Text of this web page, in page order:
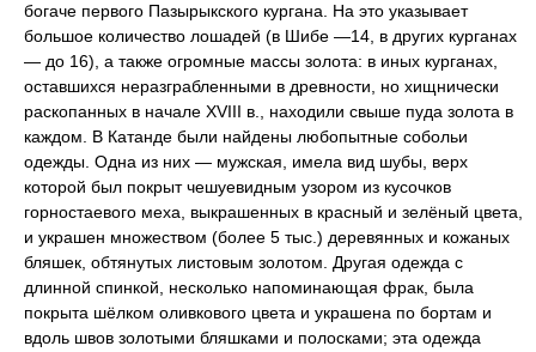
богаче первого Пазырыкского кургана. На это указывает
большое количество лошадей (в Шибе —14, в других курганах
— до 16), а также огромные массы золота: в иных курганах,
оставшихся неразграбленными в древности, но хищнически
раскопанных в начале XVIII в., находили свыше пуда золота в
каждом. В Катанде были найдены любопытные собольи
одежды. Одна из них — мужская, имела вид шубы, верх
которой был покрыт чешуевидным узором из кусочков
горностаевого меха, выкрашенных в красный и зелёный цвета,
и украшен множеством (более 5 тыс.) деревянных и кожаных
бляшек, обтянутых листовым золотом. Другая одежда с
длинной спинкой, несколько напоминающая фрак, была
покрыта шёлком оливкового цвета и украшена по бортам и
вдоль швов золотыми бляшками и полосками; эта одежда